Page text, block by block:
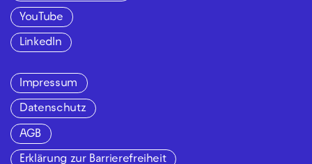
YouTube
LinkedIn
Impressum
Datenschutz
AGB
Erklärung zur Barrierefreiheit